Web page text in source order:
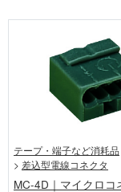
テープ・端子など消耗品
> 差込型電線コネクタ
MC-4D｜マイクロコ